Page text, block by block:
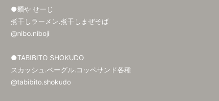
●麺や せーじ
煮干しラーメン.煮干しまぜそば
@nibo.niboji
●TABIBITO SHOKUDO
スカッシュ.ベーグル.コッペサンド各種
@tabibito.shokudo